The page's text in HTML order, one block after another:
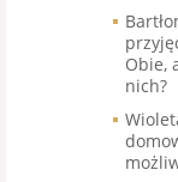
Obie,
nich?